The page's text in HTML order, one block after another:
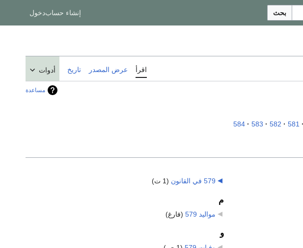
بحث إنشاء حسابدخول
اقرأ عرض المصدر تاريخ أدوات
مساعدة
581
582
583
584
579 في القانون (1 ت)
م
مواليد 579 (فارغ)
و